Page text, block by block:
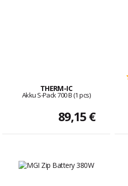
THERM-IC
Akku S-Pack 700 B (1 pcs)
89,15 €